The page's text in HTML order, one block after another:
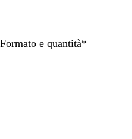
n
Formato e quantità*